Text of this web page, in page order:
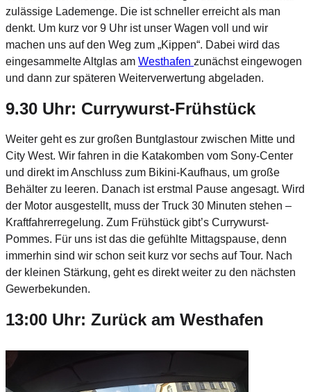
zulässige Lademenge. Die ist schneller erreicht als man
denkt. Um kurz vor 9 Uhr ist unser Wagen voll und wir
machen uns auf den Weg zum „Kippen“. Dabei wird das
eingesammelte Altglas am Westhafen zunächst eingewogen
und dann zur späteren Weiterverwertung abgeladen.
9.30 Uhr: Currywurst-Frühstück
Weiter geht es zur großen Buntglastour zwischen Mitte und
City West. Wir fahren in die Katakomben vom Sony-Center
und direkt im Anschluss zum Bikini-Kaufhaus, um große
Behälter zu leeren. Danach ist erstmal Pause angesagt. Wird
der Motor ausgestellt, muss der Truck 30 Minuten stehen –
Kraftfahrerregelung. Zum Frühstück gibt’s Currywurst-
Pommes. Für uns ist das die gefühlte Mittagspause, denn
immerhin sind wir schon seit kurz vor sechs auf Tour. Nach
der kleinen Stärkung, geht es direkt weiter zu den nächsten
Gewerbekunden.
13:00 Uhr: Zurück am Westhafen